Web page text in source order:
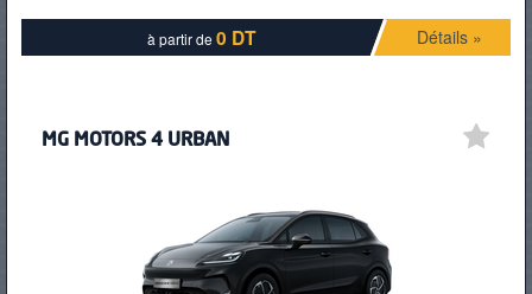
à partir de0 DT Détails »
MG MOTORS 4 URBAN